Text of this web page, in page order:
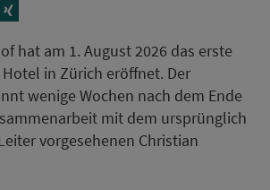
hat am 1. August 2026 das erste
in Zürich eröffnet. Der
wenige Wochen nach dem Ende
mit dem ursprünglich
vorgesehenen Christian